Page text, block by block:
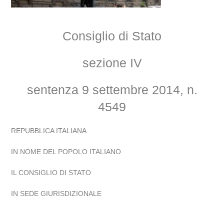
Consiglio di Stato
sezione IV
sentenza 9 settembre 2014, n.
4549
REPUBBLICA ITALIANA
IN NOME DEL POPOLO ITALIANO
IL CONSIGLIO DI STATO
IN SEDE GIURISDIZIONALE